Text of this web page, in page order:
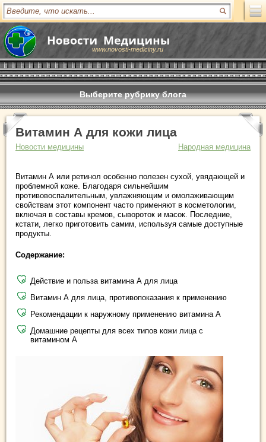
www.novosti-mediciny.ru
Выберите рубрику блога
Витамин А для кожи лица
Новости медицины Народная медицина
Витамин А или ретинол особенно полезен сухой, увядающей и
проблемной коже. Благодаря сильнейшим
противовоспалительным, увлажняющим и омолаживающим
свойствам этот компонент часто применяют в косметологии,
включая в составы кремов, сывороток и масок. Последние,
кстати, легко приготовить самим, используя самые доступные
продукты.
Содержание:
Действие и польза витамина А для лица
Витамин А для лица, противопоказания к применению
Рекомендации к наружному применению витамина А
Домашние рецепты для всех типов кожи лица с
витамином А